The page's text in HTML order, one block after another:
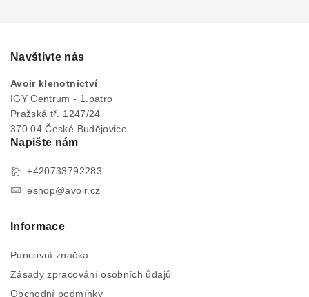
Navštivte nás
Avoir klenotnictví
IGY Centrum - 1.patro
Pražská tř. 1247/24
370 04 České Budějovice
Napište nám
+420733792283
eshop@avoir.cz
Informace
Puncovní značka
Zásady zpracování osobních ůdajů
Obchodní podmínky